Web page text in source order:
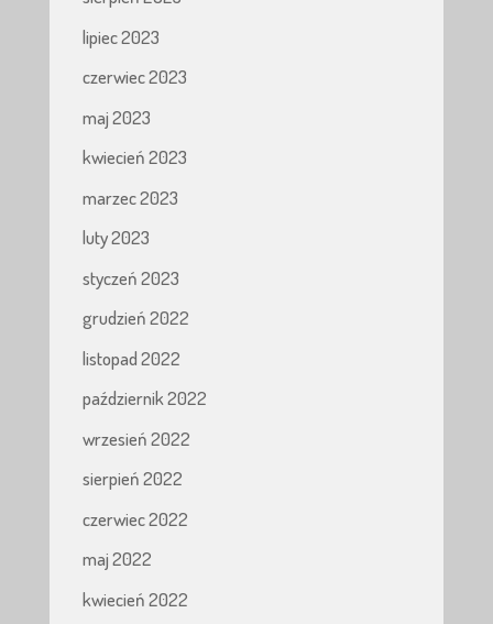
lipiec 2023
czerwiec 2023
maj 2023
kwiecień 2023
marzec 2023
luty 2023
styczeń 2023
grudzień 2022
listopad 2022
październik 2022
wrzesień 2022
sierpień 2022
czerwiec 2022
maj 2022
kwiecień 2022